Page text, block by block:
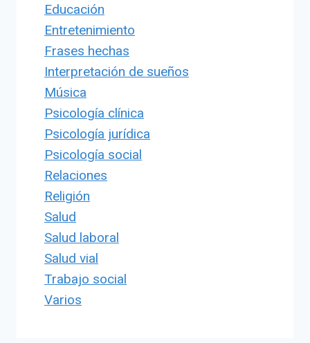
Educación
Entretenimiento
Frases hechas
Interpretación de sueños
Música
Psicología clínica
Psicología jurídica
Psicología social
Relaciones
Religión
Salud
Salud laboral
Salud vial
Trabajo social
Varios